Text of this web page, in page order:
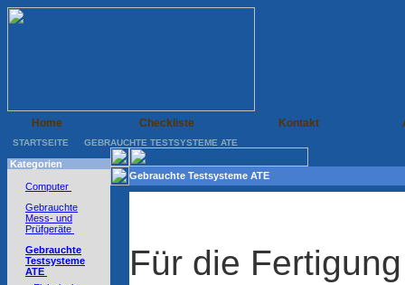
Home Checkliste Kontakt
STARTSEITE GEBRAUCHTE TESTSYSTEME ATE
Kategorien
Computer
Gebrauchte
Mess- und
Prüfgeräte
Gebrauchte
Testsysteme
ATE
Gebrauchte Testsysteme ATE
Für die